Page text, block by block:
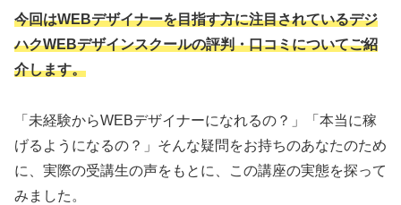
今回はWEBデザイナーを目指す方に注目されているデジ
ハクWEBデザインスクールの評判・口コミについてご紹
介します。
「未経験からWEBデザイナーになれるの？」「本当に稼
げるようになるの？」そんな疑問をお持ちのあなたのため
に、実際の受講生の声をもとに、この講座の実態を探って
みました。